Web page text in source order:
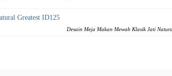
Desain Meja Makan Mewah Klasik Jati